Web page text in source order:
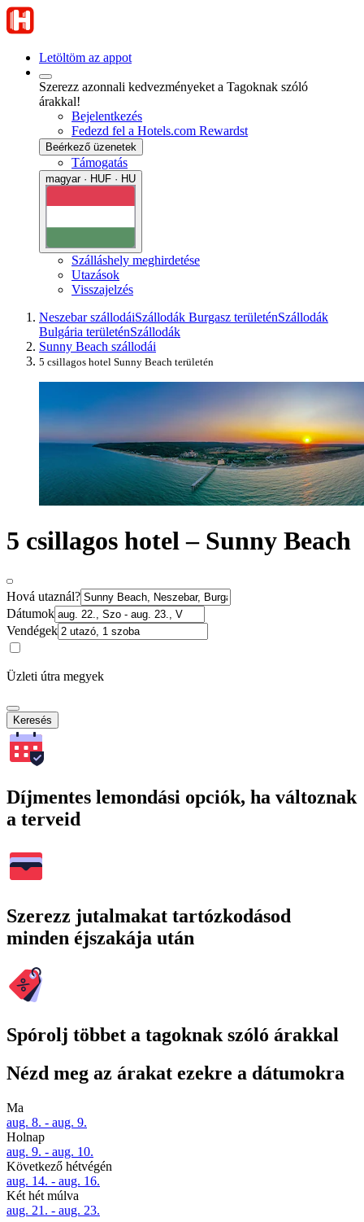
Letöltöm az appot
Szerezz azonnali kedvezményeket a Tagoknak szóló
árakkal!
Bejelentkezés
Fedezd fel a Hotels.com Rewardst
Beérkező üzenetek
Támogatás
magyar · HUF · HU
Szálláshely meghirdetése
Utazások
Visszajelzés
Neszebar szállodáiSzállodák Burgasz területénSzállodák
Bulgária területénSzállodák
Sunny Beach szállodái
5 csillagos hotel Sunny Beach területén
5 csillagos hotel – Sunny Beach
Hová utaznál?
Dátumok
Vendégek
Üzleti útra megyek
Keresés
Díjmentes lemondási opciók, ha változnak
a terveid
Szerezz jutalmakat tartózkodásod
minden éjszakája után
Spórolj többet a tagoknak szóló árakkal
Nézd meg az árakat ezekre a dátumokra
Ma
aug. 8. - aug. 9.
Holnap
aug. 9. - aug. 10.
Következő hétvégén
aug. 14. - aug. 16.
Két hét múlva
aug. 21. - aug. 23.